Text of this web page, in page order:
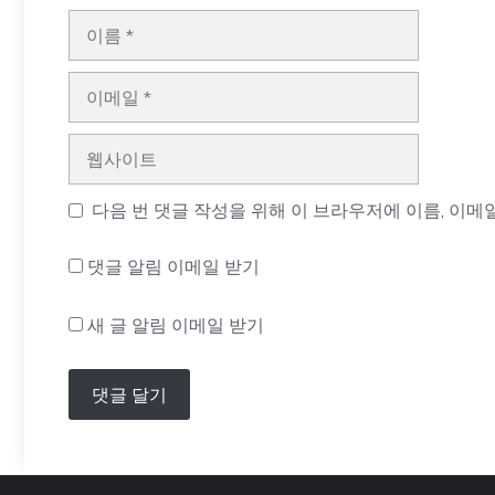
이 다음 번 댓글 작성을 위해 이 브라우저에 이름, 이메
댓글 알림 이메일 받기
새 글 알림 이메일 받기